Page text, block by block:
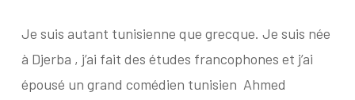
Je suis autant tunisienne que grecque. Je suis née
à Djerba , j’ai fait des études francophones et j’ai
épousé un grand comédien tunisien Ahmed